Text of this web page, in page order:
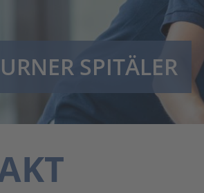
SPITÄLER